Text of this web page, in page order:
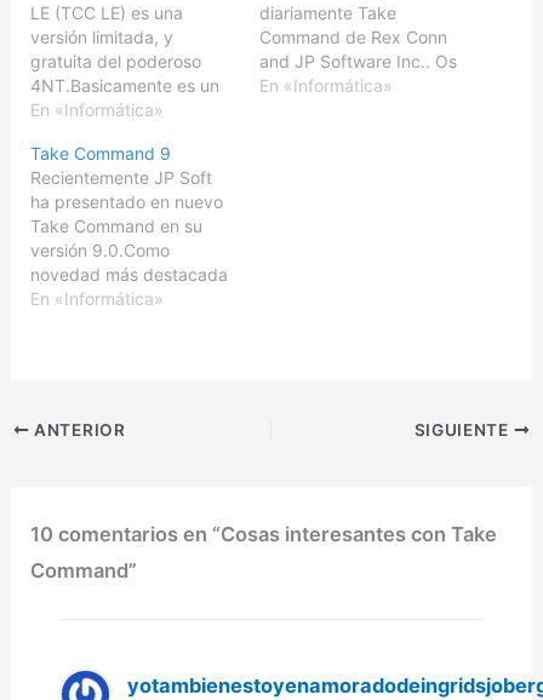
LE (TCC LE) es una
versión limitada, y
gratuita del poderoso
4NT.Basicamente es un
reemplazo de CMD.EXE
que aporta nuevos
comandos, nuevas
características, y nuevas
funciones. De hecho,
ahora que hay una
opción gratuita, ya no
tienes excusa para no
En «Informática»
diariamente Take
Command de Rex Conn
and JP Software Inc.. Os
hablé recientemente de
En «Informática»
Take Command 9
Recientemente JP Soft
ha presentado en nuevo
Take Command en su
versión 9.0.Como
novedad más destacada
en la versión 9, está que
entre 4NT (consola),
4DOS, Para aquellos que
somos…
En «Informática»
ANTERIOR SIGUIENTE
10 comentarios en “Cosas interesantes con Take
Command”